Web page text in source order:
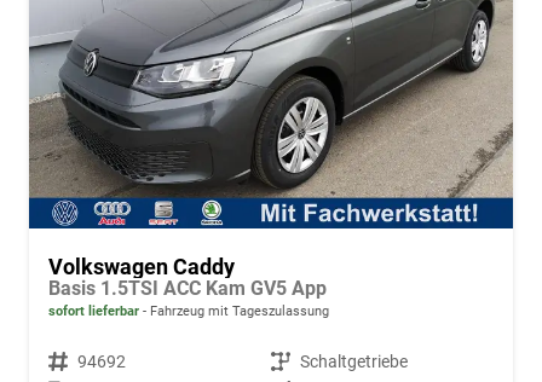
Volkswagen Caddy
Basis 1.5TSI ACC Kam GV5 App
sofort lieferbar Fahrzeug mit Tageszulassung
Fahrzeugnr. 94692 Getriebe Schaltgetriebe